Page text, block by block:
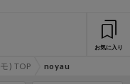
お気に入り
) TOP noyau